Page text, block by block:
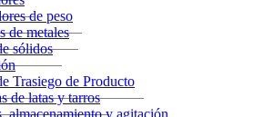
de peso
de metales
sólidos
Trasiego de Producto
de latas y tarros
almacenamiento y agitación